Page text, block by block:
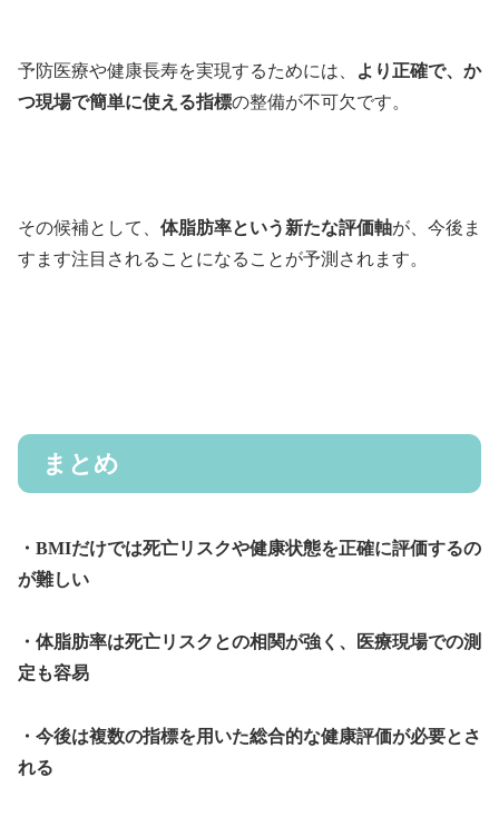
予防医療や健康長寿を実現するためには、
より正確で、か
つ現場で簡単に使える指標の整備が不可欠です。
その候補として、 体脂肪率という新たな評価軸が、今後ま
すます注目されることになることが予測されます。
まとめ
・BMIだけでは死亡リスクや健康状態を正確に評価するの
が難しい
・体脂肪率は死亡リスクとの相関が強く、医療現場での測
定も容易
・今後は複数の指標を用いた総合的な健康評価が必要とさ
れる